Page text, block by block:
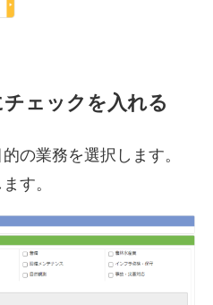
チェックを入れる
の業務を選択します。
す。